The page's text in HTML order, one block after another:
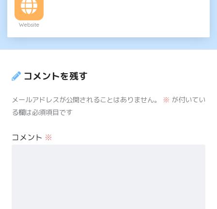
Website
コメントを残す
メールアドレスが公開されることはありません。 ※ が付いてい
る欄は必須項目です
コメント ※